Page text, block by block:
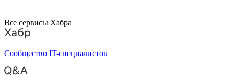
Все сервисы Хабра
Сообщество IT-специалистов